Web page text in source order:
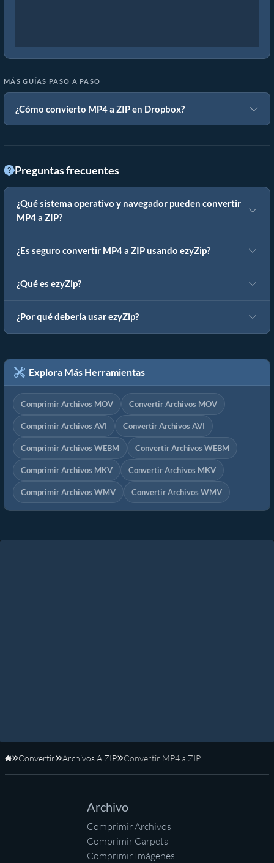
MÁS GUÍAS PASO A PASO
¿Cómo convierto MP4 a ZIP en Dropbox?
Preguntas frecuentes
¿Qué sistema operativo y navegador pueden convertir
MP4 a ZIP?
¿Es seguro convertir MP4 a ZIP usando ezyZip?
¿Qué es ezyZip?
¿Por qué debería usar ezyZip?
Explora Más Herramientas
Comprimir Archivos MOV Convertir Archivos MOV
Comprimir Archivos AVI Convertir Archivos AVI
Comprimir Archivos WEBM Convertir Archivos WEBM
Comprimir Archivos MKV Convertir Archivos MKV
Comprimir Archivos WMV Convertir Archivos WMV
Inicio
Convertir Archivos A ZIP Convertir MP4 a ZIP
Archivo
Comprimir Archivos
Comprimir Carpeta
Comprimir Imágenes